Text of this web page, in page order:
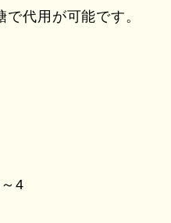
代用が可能です。
4